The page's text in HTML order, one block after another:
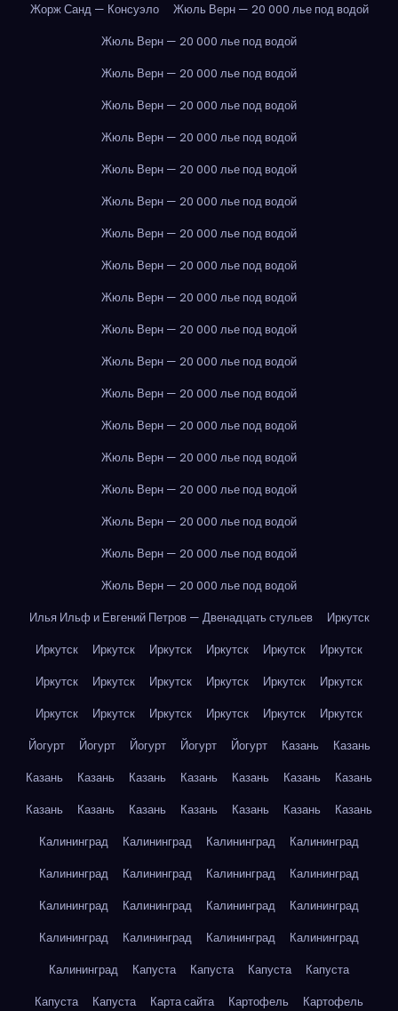
Жорж Санд — Консуэло
Жюль Верн — 20 000 лье под водой
Жюль Верн — 20 000 лье под водой
Жюль Верн — 20 000 лье под водой
Жюль Верн — 20 000 лье под водой
Жюль Верн — 20 000 лье под водой
Жюль Верн — 20 000 лье под водой
Жюль Верн — 20 000 лье под водой
Жюль Верн — 20 000 лье под водой
Жюль Верн — 20 000 лье под водой
Жюль Верн — 20 000 лье под водой
Жюль Верн — 20 000 лье под водой
Жюль Верн — 20 000 лье под водой
Жюль Верн — 20 000 лье под водой
Жюль Верн — 20 000 лье под водой
Жюль Верн — 20 000 лье под водой
Жюль Верн — 20 000 лье под водой
Жюль Верн — 20 000 лье под водой
Жюль Верн — 20 000 лье под водой
Жюль Верн — 20 000 лье под водой
Илья Ильф и Евгений Петров — Двенадцать стульев
Иркутск
Иркутск
Иркутск Иркутск Иркутск Иркутск
Иркутск
Иркутск
Иркутск Иркутск Иркутск Иркутск
Иркутск
Иркутск
Иркутск Иркутск Иркутск Иркутск
Иркутск
Йогурт
Йогурт Йогурт Йогурт Йогурт Казань
Казань
Казань
Казань Казань Казань Казань Казань
Казань
Казань
Казань Казань Казань Казань Казань
Казань
Калининград
Калининград Калининград
Калининград
Калининград
Калининград Калининград
Калининград
Калининград
Калининград Калининград
Калининград
Калининград
Калининград Калининград
Калининград
Калининград
Капуста Капуста Капуста
Капуста
Капуста
Капуста Карта сайта Картофель
Картофель